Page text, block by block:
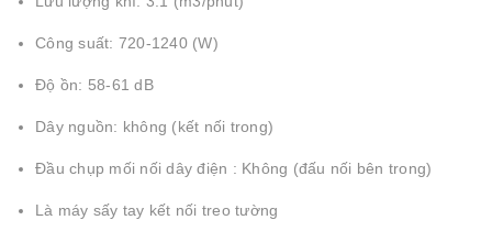
Công suất: 720-1240 (W)
Độ ồn: 58-61 dB
Dây nguồn: không (kết nối trong)
Đầu chụp mối nối dây điện : Không (đấu nối bên trong)
Là máy sấy tay kết nối treo tường